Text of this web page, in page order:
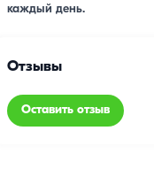
каждый день.
Отзывы
Оставить отзыв